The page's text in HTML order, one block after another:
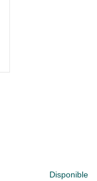
Disponible